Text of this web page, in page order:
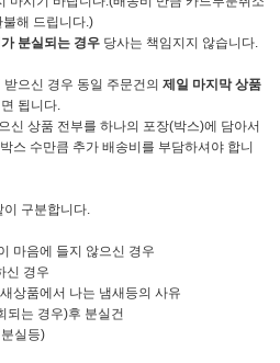
해 드립니다.)
분실되는 경우 당사는 책임지지 않습니다.
으신 경우 동일 주문건의 제일 마지막 상품
됩니다.
상품 전부를 하나의 포장(박스)에 담아서
스 수만큼 추가 배송비를 부담하셔야 합니
구분합니다.
음에 들지 않으신 경우
경우
품에서 나는 냄새등의 사유
는 경우)후 분실건
실등)